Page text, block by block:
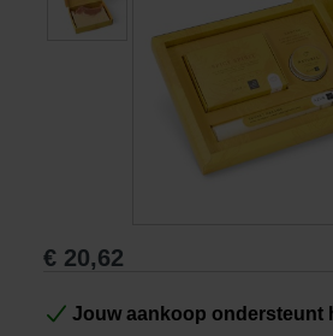
€ 20,62
Jouw aankoop ondersteunt